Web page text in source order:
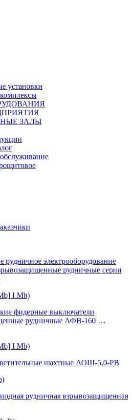
установки
ЗАЛЫ
электрооборудование
рудничные серии
I Mb)
фидерные выключатели
рудничные АФВ-160 …
I Mb)
шахтные АОШ-5,0-РВ
рудничная взрывозащищенная